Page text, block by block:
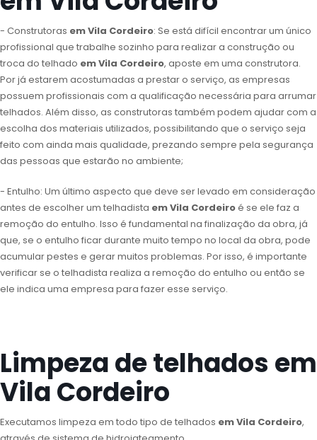
- Construtoras em Vila Cordeiro: Se está difícil encontrar um único
profissional que trabalhe sozinho para realizar a construção ou
troca do telhado em Vila Cordeiro, aposte em uma construtora.
Por já estarem acostumadas a prestar o serviço, as empresas
possuem profissionais com a qualificação necessária para arrumar
telhados. Além disso, as construtoras também podem ajudar com a
escolha dos materiais utilizados, possibilitando que o serviço seja
feito com ainda mais qualidade, prezando sempre pela segurança
das pessoas que estarão no ambiente;
- Entulho: Um último aspecto que deve ser levado em consideração
antes de escolher um telhadista em Vila Cordeiroé se ele faz a
remoção do entulho. Isso é fundamental na finalização da obra, já
que, se o entulho ficar durante muito tempo no local da obra, pode
acumular pestes e gerar muitos problemas. Por isso, é importante
verificar se o telhadista realiza a remoção do entulho ou então se
ele indica uma empresa para fazer esse serviço.
Limpeza de telhados em
Vila Cordeiro
Executamos limpeza em todo tipo de telhados em Vila Cordeiro,